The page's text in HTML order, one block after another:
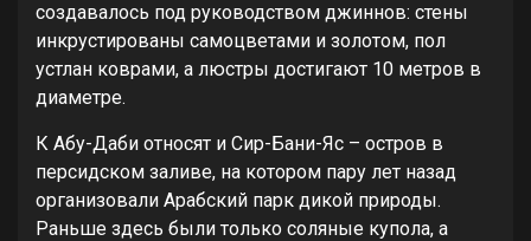
создавалось под руководством джиннов: стены
инкрустированы самоцветами и золотом, пол
устлан коврами, а люстры достигают 10 метров в
диаметре.
К Абу-Даби относят и Сир-Бани-Яс – остров в
персидском заливе, на котором пару лет назад
организовали Арабский парк дикой природы.
Раньше здесь были только соляные купола, а